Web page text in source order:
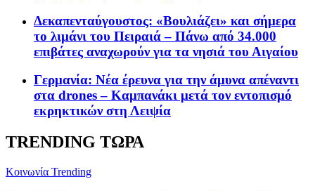
Δεκαπενταύγουστος: «Βουλιάζει» και σήμερα
το λιμάνι του Πειραιά – Πάνω από 34.000
επιβάτες αναχωρούν για τα νησιά του Αιγαίου
Γερμανία: Νέα έρευνα για την άμυνα απέναντι
στα drones – Καμπανάκι μετά τον εντοπισμό
εκρηκτικών στη Λειψία
TRENDING ΤΩΡΑ
Κοινωνία Trending